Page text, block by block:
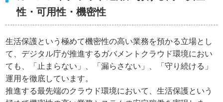
性・可用性・機密性
生活保護という極めて機密性の高い業務を預かる立場とし
て、デジタル庁が推進するガバメントクラウド環境におい
ても、「止まらない」、「漏らさない」、「守り続ける」
運用を徹底しています。
推進する最先端のクラウド環境において、生活保護という